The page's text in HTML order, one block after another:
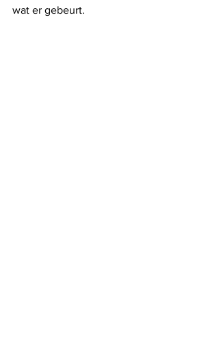
wat er gebeurt.